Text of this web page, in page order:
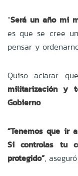
“Será un año mi
es que se cree
pensar y
Quiso aclarar que
militarización y
Gobierno.
“Tenemos que ir
Si controlas tu
protegido”,